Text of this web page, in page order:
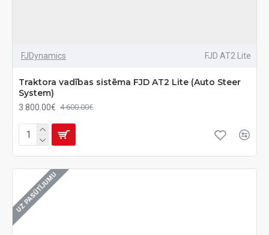
FJDynamics FJD AT2 Lite
Traktora vadības sistēma FJD AT2 Lite (Auto Steer
System)
3 800.00€ 4 600.00€
UZ PASŪTĪJUMU